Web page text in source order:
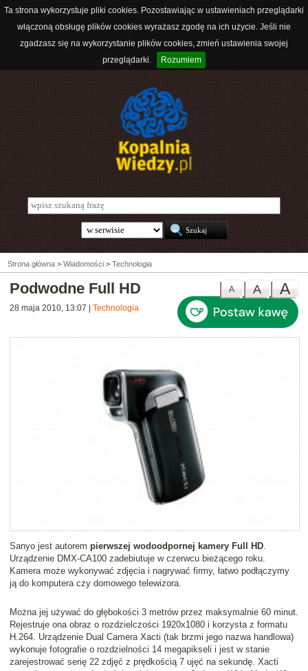
Ta strona wykorzystuje pliki cookies. Pozostawiając w ustawieniach przeglądarki
włączoną obsługę plików cookies wyrażasz zgodę na ich użycie. Jeśli nie
zgadzasz się na wykorzystanie plików cookies, zmień ustawienia swojej
przeglądarki.
Rozumiem
Strona główna > Wiadomości > Technologia
A
A
A
Podwodne Full HD
28 maja 2010, 13:07 Technologia
Sanyo jest autorem pierwszej wodoodpornej kamery Full HD
Urządzenie DMX-CA100 zadebiutuje w czerwcu bieżącego roku.
Kamera może wykonywać zdjęcia i nagrywać firmy, łatwo podłączymy
ją do komputera czy domowego telewizora.
Można jej używać do głębokości 3 metrów przez maksymalnie 60 minut.
Rejestruje ona obraz o rozdzielczości 1920x1080 i korzysta z formatu
H.264. Urządzenie Dual Camera Xacti (tak brzmi jego nazwa handlowa)
wykonuje fotografie o rozdzielności 14 megapikseli i jest w stanie
zarejestrować serię 22 zdjęć z prędkością 7 ujęć na sekundę. Xacti